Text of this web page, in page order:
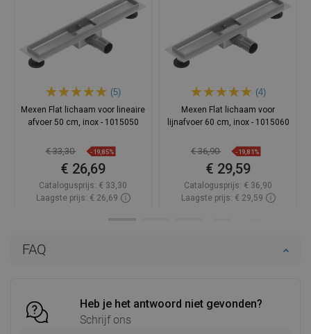
FAQ
Heb je het antwoord niet gevonden?
Schrijf ons
(5)
Mexen Flat lichaam voor lineaire
afvoer 50 cm, inox - 1015050
€ 33,30 -19,85%
€ 26,69
Catalogusprijs: € 33,30
Laagste prijs: € 26,69
(4)
Mexen Flat lichaam voor
lijnafvoer 60 cm, inox - 1015060
€ 36,90 -19,81%
€ 29,59
Catalogusprijs: € 36,90
Laagste prijs: € 29,59